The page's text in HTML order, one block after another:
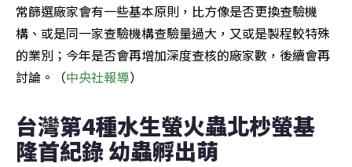
常篩選廠家會有一些基本原則，比方像是否更換查驗機
構、或是同一家查驗機構查驗量過大，又或是製程較特殊
的業別；今年是否會再增加深度查核的廠家數，後續會再
討論。（中央社報導）
台灣第4種水生螢火蟲北杪螢基
隆首紀錄 幼蟲孵出萌